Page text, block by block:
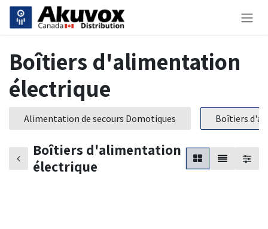
Se rendre au contenu
Boîtiers d'alimentation
électrique
Alimentation de secours Domotiques Boîtiers
Boîtiers d'alimentation
électrique